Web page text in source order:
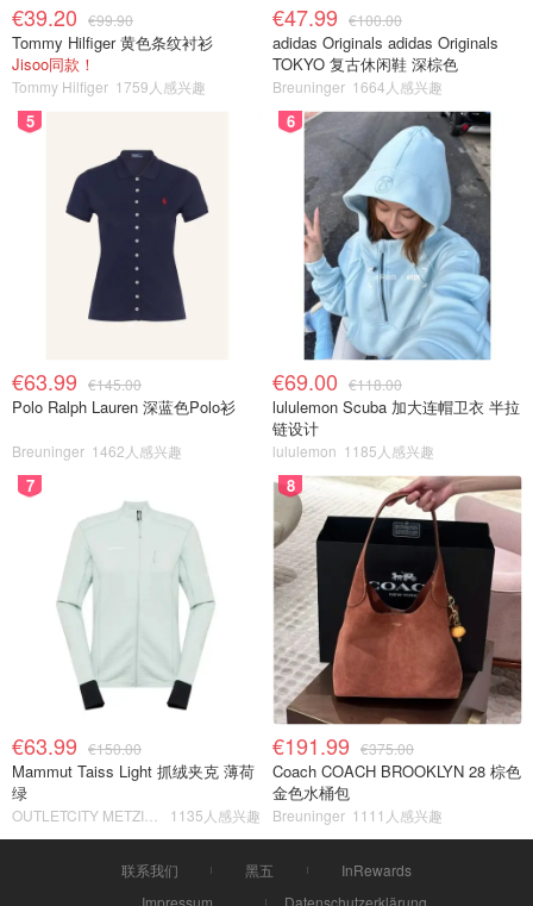
€39.20 €99.90
Tommy Hilfiger 黄色条纹衬衫
Jisoo同款！
Tommy Hilfiger 1759人感兴趣
€47.99 €100.00
adidas Originals adidas Originals
TOKYO 复古休闲鞋 深棕色
Breuninger 1664人感兴趣
5
€63.99 €145.00
Polo Ralph Lauren 深蓝色Polo衫
Breuninger 1462人感兴趣
6
€69.00 €118.00
lululemon Scuba 加大连帽卫衣 半拉
链设计
lululemon 1185人感兴趣
7
€63.99 €150.00
Mammut Taiss Light 抓绒夹克 薄荷
绿
1135人感兴趣
8
€191.99 €375.00
Coach COACH BROOKLYN 28 棕色
金色水桶包
Breuninger 1111人感兴趣
联系我们 黑五
InRewards